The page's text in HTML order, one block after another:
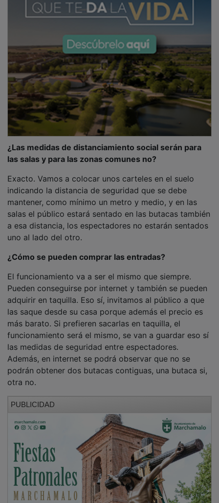
las salas y para las zonas comunes no?
indicando la distancia de seguridad que se debe
mantener, como mínimo un metro y medio, y en las
salas el público estará sentado en las butacas también
a esa distancia, los espectadores no estarán sentados
uno al lado del otro.
Pueden conseguirse por internet y también se pueden
adquirir en taquilla. Eso sí, invitamos al público a que
las saque desde su casa porque además el precio es
más barato. Si prefieren sacarlas en taquilla, el
funcionamiento será el mismo, se van a guardar eso sí
las medidas de seguridad entre espectadores.
Además, en internet se podrá observar que no se
podrán obtener dos butacas contiguas, una butaca si,
otra no.